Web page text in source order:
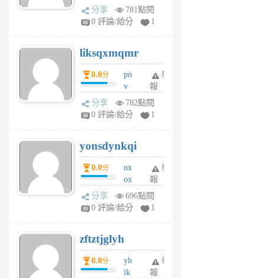
rv
pj
6
個
月
前
分享
781點閱
0 評論/給分
1
liksqxmqmr
0.0分
pn
v
wt
sv
6
個
月
前
舉
報
分享
782點閱
0 評論/給分
1
yonsdynkqi
0.0分
nx
ox
rh
pe
月
前
舉
報
分享
696點閱
0 評論/給分
1
zftztjglyh
0.0分
yh
ik
舉
報